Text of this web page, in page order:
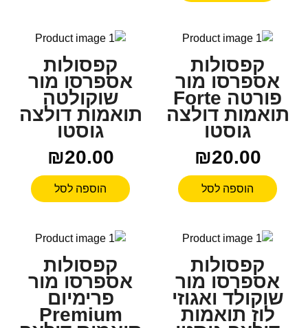
קפסולות
אספרסו מור
פורטה Forte
תואמות דולצה
גוסטו
₪20.00
הוספה לסל
קפסולות
אספרסו מור
שוקולטה
תואמות דולצה
גוסטו
₪20.00
הוספה לסל
קפסולות
אספרסו מור
שוקולד ואגוזי
לוז תואמות
קפסולות
אספרסו מור
פרימיום
Premium